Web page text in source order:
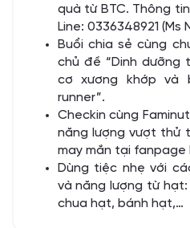
quà từ BTC. Thông
Line: 0336348921 (Ms
Buổi chia sẻ cùng
chủ đề “Dinh dưỡng
cơ xương khớp và
runner”.
Checkin cùng
năng lượng vượt thử
may mắn tại fanpage
Dùng tiệc nhẹ với
và năng lượng từ
chua hạt, bánh hạt,…